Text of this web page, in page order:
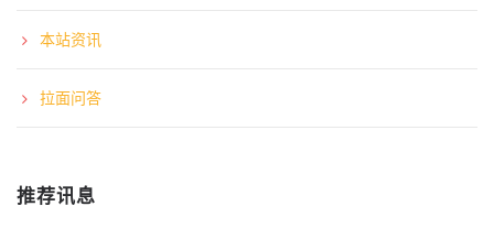
本站资讯
拉面问答
推荐讯息